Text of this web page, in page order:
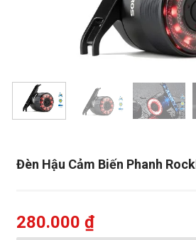
Đèn Hậu Cảm Biến Phanh
280.000 ₫